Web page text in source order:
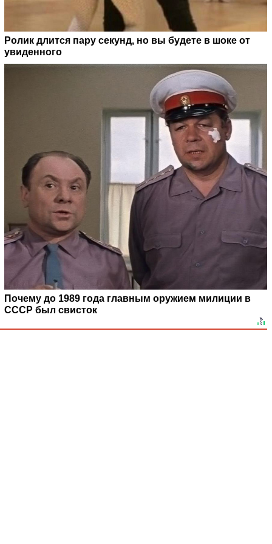
Ролик длится пару секунд, но вы будете в шоке от
увиденного
Почему до 1989 года главным оружием милиции в
СССР был свисток